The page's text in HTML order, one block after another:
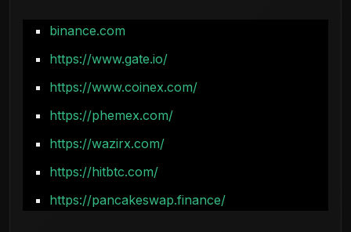
binance.com
https://www.gate.io/
https://www.coinex.com/
https://phemex.com/
https://wazirx.com/
https://hitbtc.com/
https://pancakeswap.finance/